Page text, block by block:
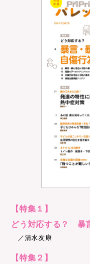
【特集１】
どう対応する？ 暴
／清水友康
【特集２】